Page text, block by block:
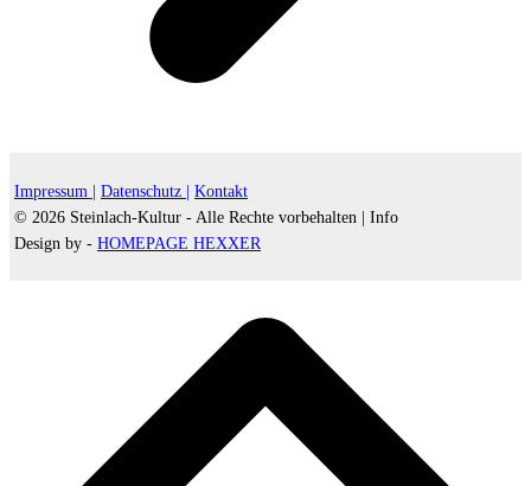
Impressum | Datenschutz |
Kontakt
© 2026 Steinlach-Kultur - Alle Rechte vorbehalten |
Info
Design by - HOMEPAGE HEXXER